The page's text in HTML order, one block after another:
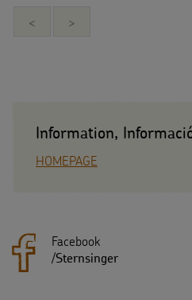
< >
Information,
HOMEPAGE
Facebook
/Sternsinger